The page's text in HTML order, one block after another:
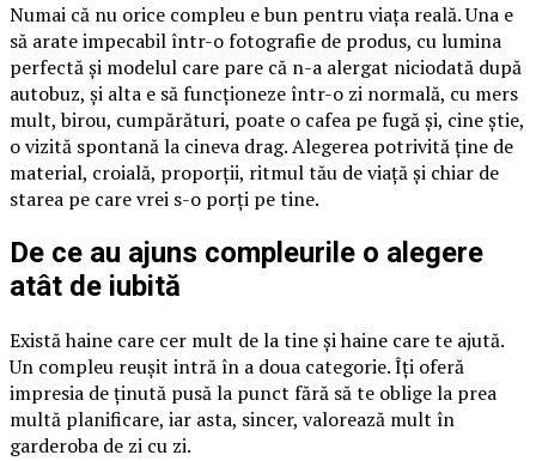
Numai că nu orice compleu e bun pentru viața reală. Una e
să arate impecabil într-o fotografie de produs, cu lumina
perfectă și modelul care pare că n-a alergat niciodată după
autobuz, și alta e să funcționeze într-o zi normală, cu mers
mult, birou, cumpărături, poate o cafea pe fugă și, cine știe,
o vizită spontană la cineva drag. Alegerea potrivită ține de
material, croială, proporții, ritmul tău de viață și chiar de
starea pe care vrei s-o porți pe tine.
De ce au ajuns compleurile o alegere
atât de iubită
Există haine care cer mult de la tine și haine care te ajută.
Un compleu reușit intră în a doua categorie. Îți oferă
impresia de ținută pusă la punct fără să te oblige la prea
multă planificare, iar asta, sincer, valorează mult în
garderoba de zi cu zi.